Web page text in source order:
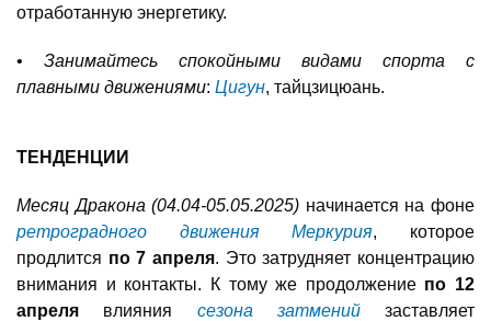
отработанную энергетику.
• Занимайтесь спокойными видами спорта с
плавными движениями: Цигун, тайцзицюань.
ТЕНДЕНЦИИ
Месяц Дракона (04.04-05.05.2025) начинается на фоне
ретроградного движения Меркурия, которое
продлится по 7 апреля. Это затрудняет концентрацию
внимания и контакты. К тому же продолжение по 12
апреля влияния сезона затменийзаставляет